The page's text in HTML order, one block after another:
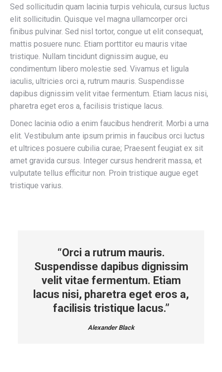
Sed sollicitudin quam lacinia turpis vehicula, cursus luctus
elit sollicitudin. Quisque vel magna ullamcorper orci
finibus pulvinar. Sed nisl tortor, congue ut elit consequat,
mattis posuere nunc. Etiam porttitor eu mauris vitae
tristique. Nullam tincidunt dignissim augue, eu
condimentum libero molestie sed. Vivamus et ligula
iaculis, ultricies orci a, rutrum mauris. Suspendisse
dapibus dignissim velit vitae fermentum. Etiam lacus nisi,
pharetra eget eros a, facilisis tristique lacus.
Donec lacinia odio a enim faucibus hendrerit. Morbi a urna
elit. Vestibulum ante ipsum primis in faucibus orci luctus
et ultrices posuere cubilia curae; Praesent feugiat ex sit
amet gravida cursus. Integer cursus hendrerit massa, et
vulputate tellus efficitur non. Proin tristique augue eget
tristique varius.
“Orci a rutrum mauris.
Suspendisse dapibus dignissim
velit vitae fermentum. Etiam
lacus nisi, pharetra eget eros a,
facilisis tristique lacus.”
Alexander Black